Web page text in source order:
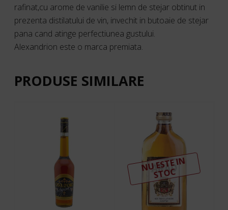
rafinat,cu arome de vanilie si lemn de stejar obtinut in
prezenta distilatului de vin, invechit in butoaie de stejar
pana cand atinge perfectiunea gustului.
Alexandrion este o marca premiata.
PRODUSE SIMILARE
N
U ESTE I
N
ST
OC